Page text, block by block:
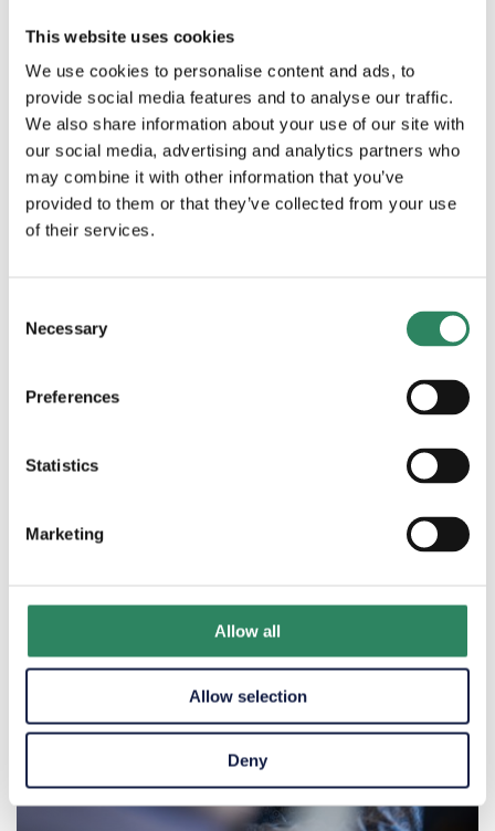
This website uses cookies
We use cookies to personalise content and ads, to
provide social media features and to analyse our traffic.
We also share information about your use of our site with
our social media, advertising and analytics partners who
may combine it with other information that you’ve
provided to them or that they’ve collected from your use
of their services.
Selection
Necessary
Preferences
Statistics
Marketing
Allow all
Allow selection
Deny